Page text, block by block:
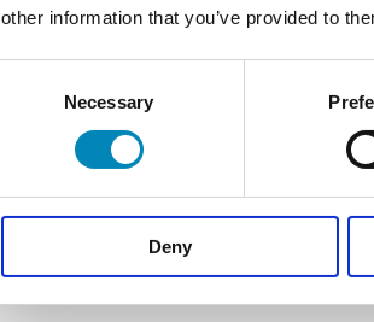
other information that you’ve provided to
Necessary
Deny